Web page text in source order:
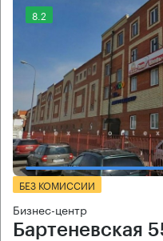
8.2
БЕЗ КОМИССИИ
Бизнес-центр
Бартеневская